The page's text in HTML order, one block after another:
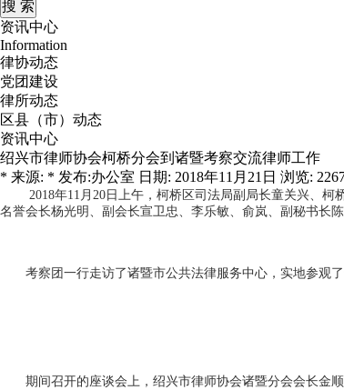
资讯中心
Information
律协动态
党团建设
律所动态
区县（市）动态
资讯中心
绍兴市律师协会柯桥分会到诸暨考察交流律师工作
* 来源: * 发布:办公室 日期: 2018年11月21日 浏览:
2018年11月20日上午，柯桥区司法局副局长童关兴、
名誉会长杨光明、副会长宣卫忠、李乐敏、俞岚、副秘书长
考察团一行走访了诸暨市公共法律服务中心，实地参观
期间召开的座谈会上，绍兴市律师协会诸暨分会会长金